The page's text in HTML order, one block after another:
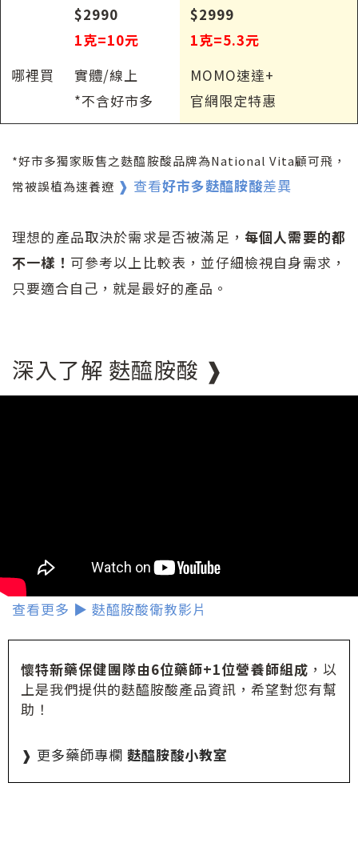
$2990
1克=10元
$2999
1克=5.3元
哪裡買
實體/線上
*不含好市多
MOMO速達+
官網限定特惠
*好市多獨家販售之麩醯胺酸品牌為National Vita顧可飛，
常被誤植為速養遼 ❱ 查看好市多麩醯胺酸差異
理想的產品取決於需求是否被滿足， 每個人需要的都
不一樣！ 可參考以上比較表，並仔細檢視自身需求，
只要適合自己，就是最好的產品。
深入了解 麩醯胺酸 ❱
查看更多 ▶ 麩醯胺酸衛教影片
懷特新藥保健團隊由6位藥師+1位營養師組成 ，以
上是我們提供的麩醯胺酸產品資訊，希望對您有幫
助！
❱ 更多藥師專欄 麩醯胺酸小教室